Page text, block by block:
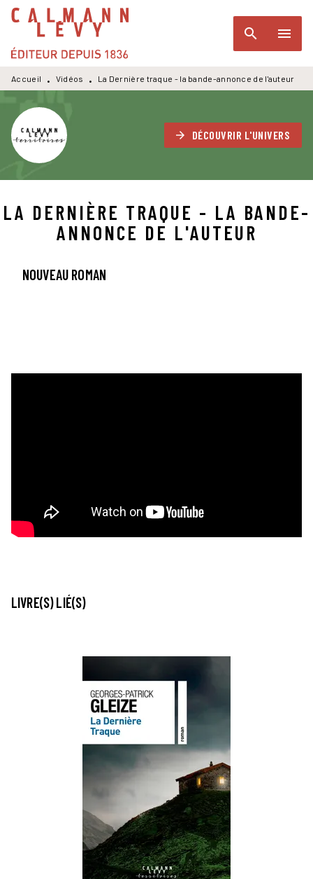
MENU RECHERCHE
PIED DE PAGE
search menu
Accueil • Vidéos • La Dernière traque - la bande-annonce de l'auteur
arrow_forward DÉCOUVRIR L'UNIVERS
LA DERNIÈRE TRAQUE - LA BANDE-
ANNONCE DE L'AUTEUR
NOUVEAU ROMAN
LIVRE(S) LIÉ(S)